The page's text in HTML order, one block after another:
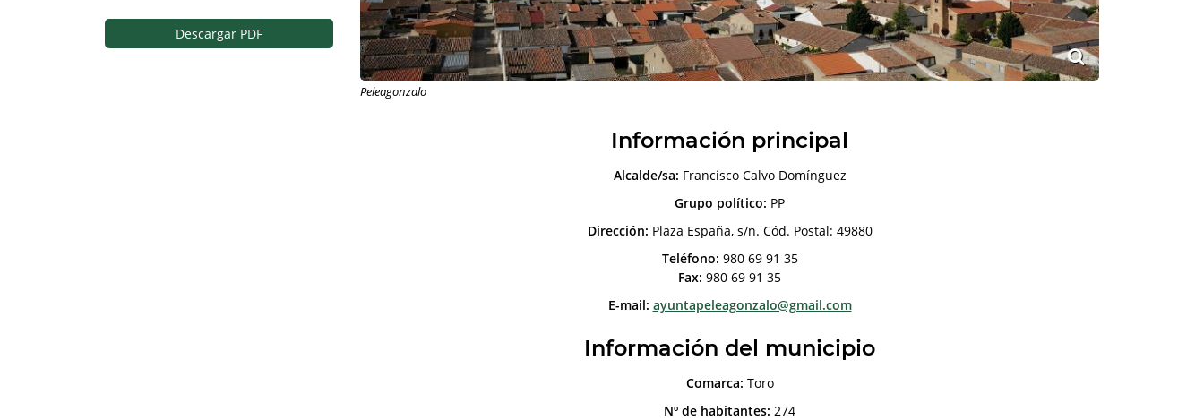
Peleagonzalo
Información principal
Alcalde/sa: Francisco Calvo Domínguez
Grupo político: PP
Dirección: Plaza España, s/n. Cód. Postal: 49880
Teléfono: 980 69 91 35
Fax: 980 69 91 35
E-mail: ayuntapeleagonzalo@gmail.com
Información del municipio
Comarca: Toro
Nº de habitantes: 274
Descargar PDF